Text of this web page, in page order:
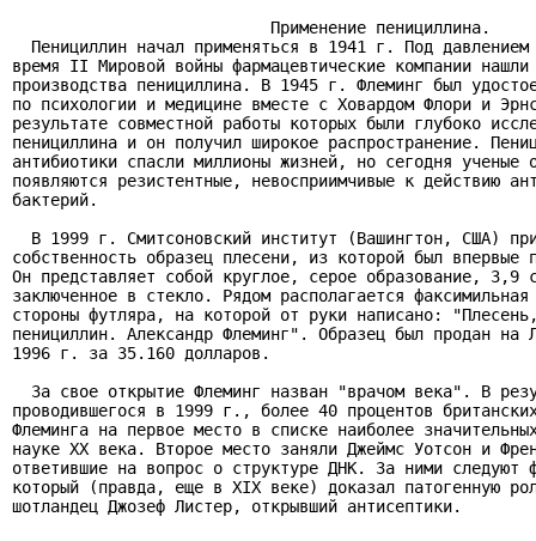
                           Применение пенициллина.
Пенициллин начал применяться в 1941 г. Под давлением
время II Мировой войны фармацевтические компании нашли
производства пенициллина. В 1945 г. Флеминг был
по психологии и медицине вместе с Ховардом Флори и
результате совместной работы которых были глубоко
пенициллина и он получил широкое распространение.
антибиотики спасли миллионы жизней, но сегодня ученые
появляются резистентные, невосприимчивые к действию
бактерий.
В 1999 г. Смитсоновский институт (Вашингтон, США)
собственность образец плесени, из которой был впервые
Он представляет собой круглое, серое образование, 3,9
заключенное в стекло. Рядом располагается
стороны футляра, на которой от руки написано:
пенициллин. Александр Флеминг". Образец был продан на
1996 г. за 35.160 долларов.
За свое открытие Флеминг назван "врачом века". В
проводившегося в 1999 г., более 40 процентов
Флеминга на первое место в списке наиболее
науке XX века. Второе место заняли Джеймс Уотсон и
ответившие на вопрос о структуре ДНК. За ними следуют
который (правда, еще в XIX веке) доказал патогенную
шотландец Джозеф Листер, открывший антисептики.